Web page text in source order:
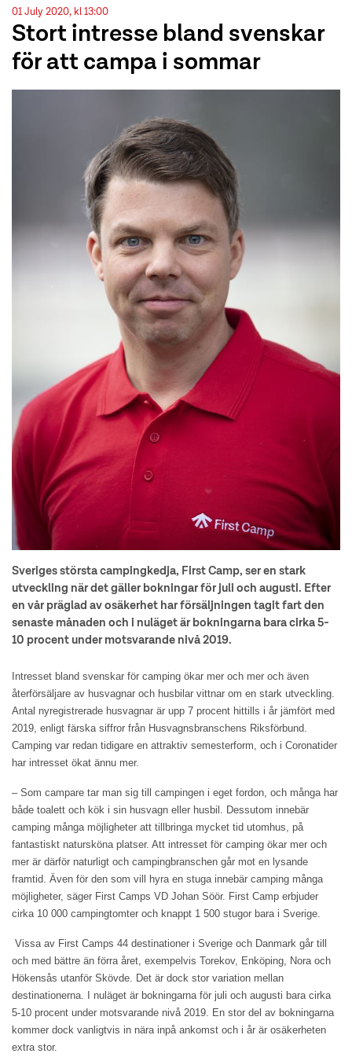
01 July 2020, kl 13:00
Stort intresse bland svenskar
för att campa i sommar
Sveriges största campingkedja, First Camp, ser en stark
utveckling när det gäller bokningar för juli och augusti. Efter
en vår präglad av osäkerhet har försäljningen tagit fart den
senaste månaden och i nuläget är bokningarna bara cirka 5-
10 procent under motsvarande nivå 2019.
Intresset bland svenskar för camping ökar mer och mer och även
återförsäljare av husvagnar och husbilar vittnar om en stark utveckling.
Antal nyregistrerade husvagnar är upp 7 procent hittills i år jämfört med
2019, enligt färska siffror från Husvagnsbranschens Riksförbund.
Camping var redan tidigare en attraktiv semesterform, och i Coronatider
har intresset ökat ännu mer.
– Som campare tar man sig till campingen i eget fordon, och många har
både toalett och kök i sin husvagn eller husbil. Dessutom innebär
camping många möjligheter att tillbringa mycket tid utomhus, på
fantastiskt natursköna platser. Att intresset för camping ökar mer och
mer är därför naturligt och campingbranschen går mot en lysande
framtid. Även för den som vill hyra en stuga innebär camping många
möjligheter, säger First Camps VD Johan Söör. First Camp erbjuder
cirka 10 000 campingtomter och knappt 1 500 stugor bara i Sverige.
Vissa av First Camps 44 destinationer i Sverige och Danmark går till
och med bättre än förra året, exempelvis Torekov, Enköping, Nora och
Hökensås utanför Skövde. Det är dock stor variation mellan
destinationerna. I nuläget är bokningarna för juli och augusti bara cirka
5-10 procent under motsvarande nivå 2019. En stor del av bokningarna
kommer dock vanligtvis in nära inpå ankomst och i år är osäkerheten
extra stor.